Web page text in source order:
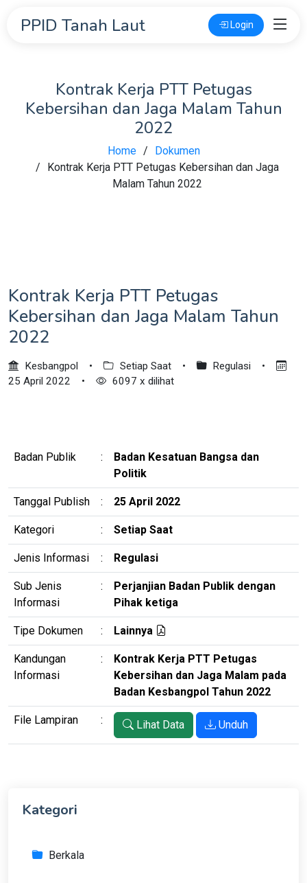
PPID Tanah Laut Login
Kontrak Kerja PTT Petugas
Kebersihan dan Jaga Malam Tahun
2022
Home
Dokumen
Kontrak Kerja PTT Petugas Kebersihan dan Jaga
Malam Tahun 2022
Kontrak Kerja PTT Petugas
Kebersihan dan Jaga Malam Tahun
2022
Kesbangpol • Setiap Saat • Regulasi
•
25 April 2022
• 6097 x dilihat
Badan Publik :
Badan Kesatuan Bangsa dan
Politik
Tanggal Publish : 25 April 2022
Kategori : Setiap Saat
Jenis Informasi : Regulasi
Sub Jenis
Informasi
:
Perjanjian Badan Publik dengan
Pihak ketiga
Tipe Dokumen : Lainnya
Kandungan
Informasi
:
Kontrak Kerja PTT Petugas
Kebersihan dan Jaga Malam pada
Badan Kesbangpol Tahun 2022
File Lampiran : Lihat Data Unduh
Kategori
Berkala